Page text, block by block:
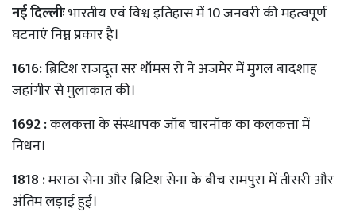
नई दिल्लीःभारतीय एवं विश्व इतिहास में 10 जनवरी की महत्वपूर्ण
घटनाएं निम्न प्रकार है।
1616:ब्रिटिश राजदूत सर थॉमस रो ने अजमेर में मुगल बादशाह
जहांगीर से मुलाकात की।
1692 :कलकत्ता के संस्थापक जॉब चारनॉक का कलकत्ता में
निधन।
1818 :मराठा सेना और ब्रिटिश सेना के बीच रामपुरा में तीसरी और
अंतिम लड़ाई हुई।